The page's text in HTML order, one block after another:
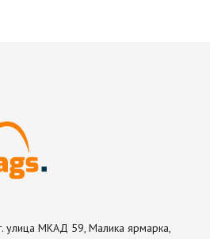
улица МКАД 59, Малика ярмарка,